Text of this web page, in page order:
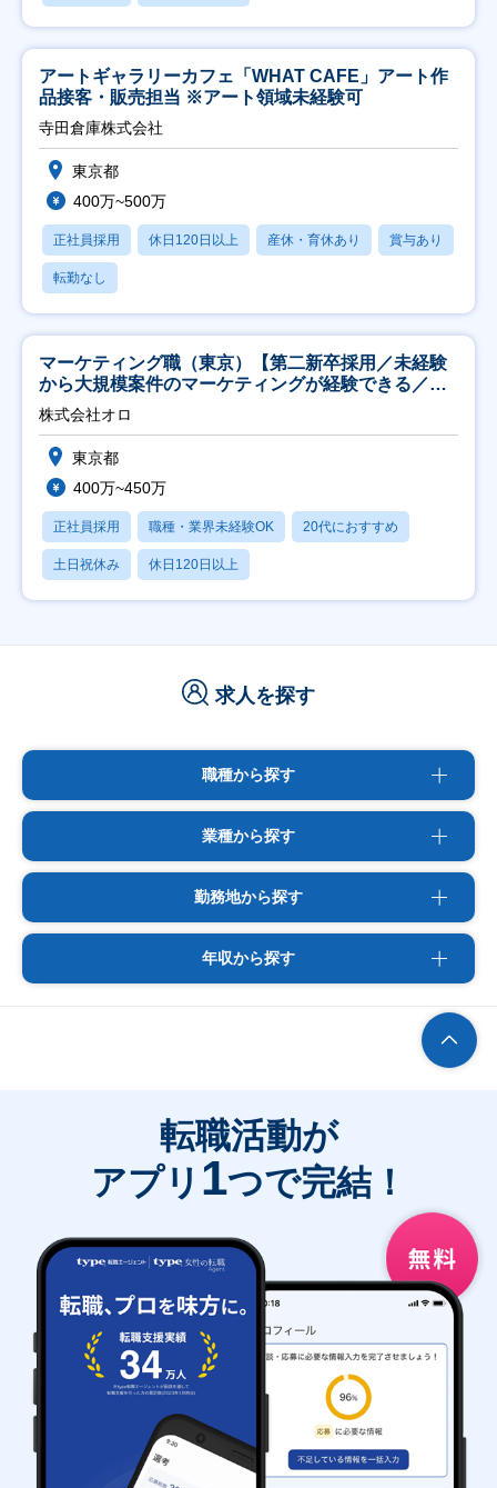
アートギャラリーカフェ「WHAT CAFE」アート作
品接客・販売担当 ※アート領域未経験可
寺田倉庫株式会社
東京都
400万~500万
正社員採用 休日120日以上 産休・育休あり 賞与あり
転勤なし
マーケティング職（東京）【第二新卒採用／未経験
から大規模案件のマーケティングが経験できる／研
修充実】
株式会社オロ
東京都
400万~450万
正社員採用 職種・業界未経験OK 20代におすすめ
土日祝休み 休日120日以上
求人を探す
職種から探す
業種から探す
勤務地から探す
年収から探す
転職活動が
アプリ 1つで完結！